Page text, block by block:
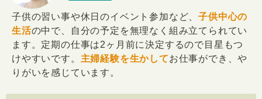
子供の習い事や休日のイベント参加など、子供中心の
生活の中で、自分の予定を無理なく組み立てられてい
ます。定期の仕事は2ヶ月前に決定するので目星もつ
けやすいです。 主婦経験を生かしてお仕事ができ、や
りがいを感じています。